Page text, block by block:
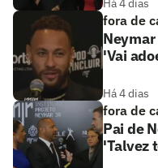
fora de
'Vai
Há 4 dias
fora de
Pai de
'Talvez